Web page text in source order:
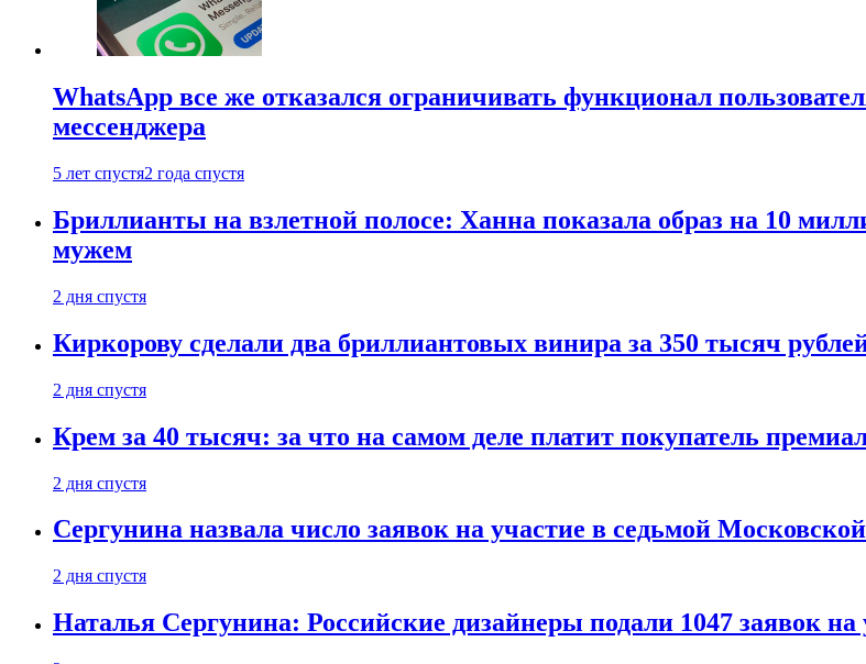
WhatsApp все же отказался ограничивать функционал
мессенджера
5 лет спустя2 года спустя
Бриллианты на взлетной полосе: Ханна показала образ на 10
мужем
2 дня спустя
Киркорову сделали два бриллиантовых винира за 350 тысяч
2 дня спустя
Крем за 40 тысяч: за что на самом деле платит покупатель
2 дня спустя
Сергунина назвала число заявок на участие в седьмой
2 дня спустя
Наталья Сергунина: Российские дизайнеры подали 1047 заявок